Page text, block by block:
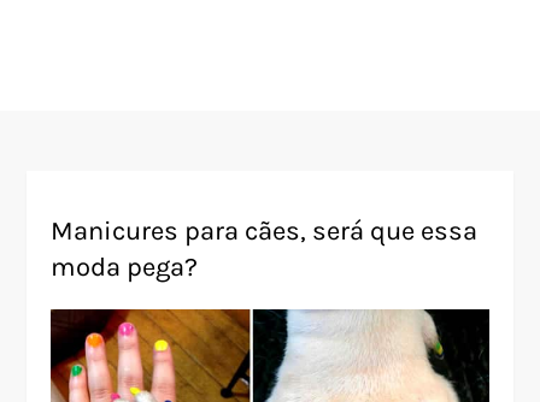
Manicures para cães, será que essa
moda pega?